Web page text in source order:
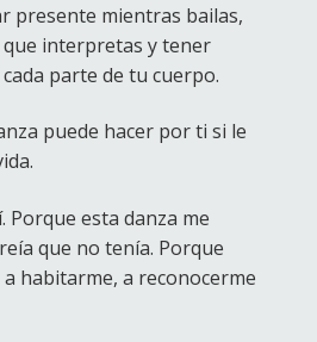
presente mientras bailas,
interpretas y tener
parte de tu cuerpo.
puede hacer por ti si le
Porque esta danza me
que no tenía. Porque
habitarme, a reconocerme